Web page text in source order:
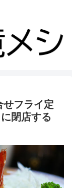
せフライ定
閉店する